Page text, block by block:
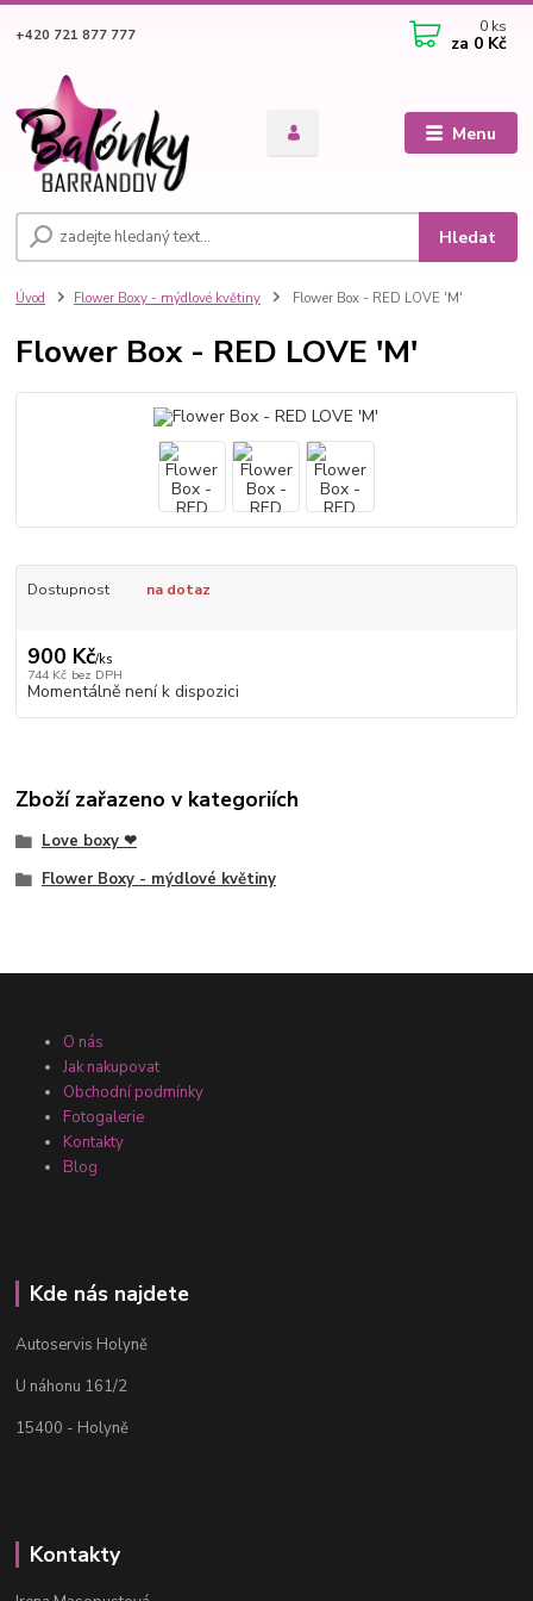
Menu
Hledat
+420 721 877 777 0 ks
za 0 Kč
Úvod Flower Boxy - mýdlové květiny Flower Box - RED LOVE 'M'
Flower Box - RED LOVE 'M'
Dostupnost na dotaz
900 Kč/ks
744 Kč bez DPH
Momentálně není k dispozici
Zboží zařazeno v kategoriích
Love boxy ❤
Flower Boxy - mýdlové květiny
O nás
Jak nakupovat
Obchodní podmínky
Fotogalerie
Kontakty
Blog
Kde nás najdete
Autoservis Holyně
U náhonu 161/2
15400 - Holyně
Kontakty